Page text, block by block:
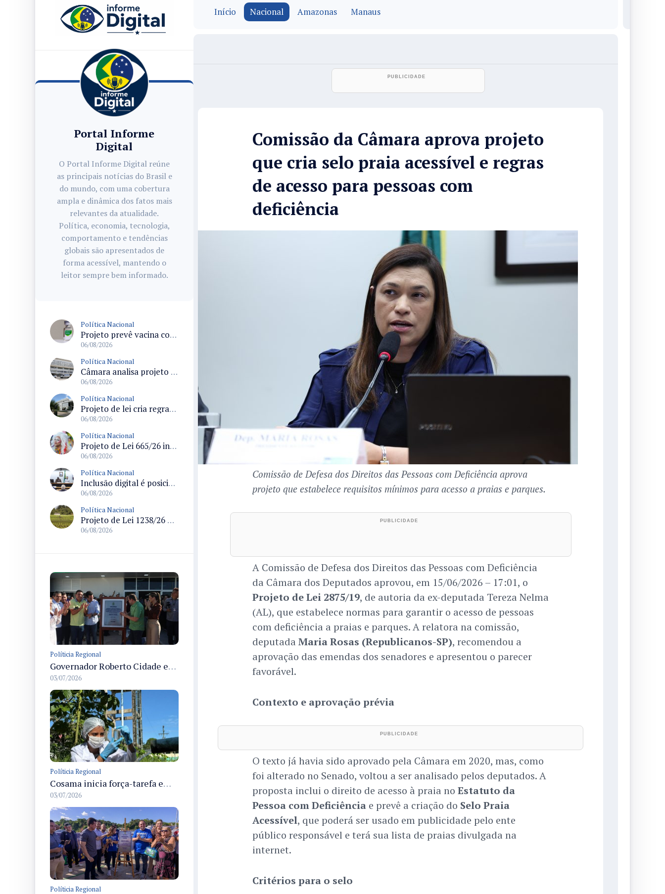
Portal Informe
Digital
O Portal Informe Digital reúne
as principais notícias do Brasil e
do mundo, com uma cobertura
ampla e dinâmica dos fatos mais
relevantes da atualidade.
Política, economia, tecnologia,
comportamento e tendências
globais são apresentados de
forma acessível, mantendo o
leitor sempre bem informado.
Política Nacional
Projeto prevê vacina contra HPV obrigatória e testes moleculares para rastreamento do câncer do colo do útero
06/08/2026
Política Nacional
Câmara analisa projeto que cria Política Nacional de Qualificação e Valorização da Preceptoria na Residência Médica
06/08/2026
Política Nacional
Projeto de lei cria regras para punir litigância abusiva reversa e integrar sistemas do Judiciário
06/08/2026
Política Nacional
Projeto de Lei 665/26 institui política nacional para prevenção ao transfeminicídio e prevê medidas de proteção e reparação
06/08/2026
Política Nacional
Inclusão digital é posicionada como pilar essencial da reurbanização de favelas e periferias
06/08/2026
Política Nacional
Projeto de Lei 1238/26 propõe validação automática do Cadastro Ambiental Rural para imóveis de até quatro módulos fiscais
06/08/2026
Políticia Regional
Governador Roberto Cidade entrega readequação do ambulatório da FCecon e amplia capacidade de atendimento oncológico em Manaus
03/07/2026
Políticia Regional
Cosama inicia força-tarefa em Anamã para fortalecer abastecimento de água e segurança hídrica da população
03/07/2026
Políticia Regional
Início Nacional Amazonas Manaus
Comissão da Câmara aprova projeto
que cria selo praia acessível e regras
de acesso para pessoas com
deficiência
Comissão de Defesa dos Direitos das Pessoas com Deficiência aprova
projeto que estabelece requisitos mínimos para acesso a praias e parques.
A Comissão de Defesa dos Direitos das Pessoas com Deficiência
da Câmara dos Deputados aprovou, em 15/06/2026 – 17:01, o
Projeto de Lei 2875/19, de autoria da ex-deputada Tereza Nelma
(AL), que estabelece normas para garantir o acesso de pessoas
com deficiência a praias e parques. A relatora na comissão,
deputada Maria Rosas (Republicanos-SP), recomendou a
aprovação das emendas dos senadores e apresentou o parecer
favorável.
Contexto e aprovação prévia
O texto já havia sido aprovado pela Câmara em 2020, mas, como
foi alterado no Senado, voltou a ser analisado pelos deputados. A
proposta inclui o direito de acesso à praia no Estatuto da
Pessoa com Deficiênciae prevê a criação do Selo Praia
Acessível, que poderá ser usado em publicidade pelo ente
público responsável e terá sua lista de praias divulgada na
internet.
Critérios para o selo